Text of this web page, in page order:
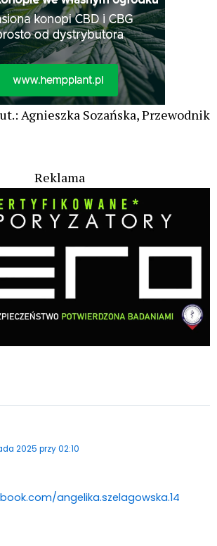
Świat 21 lip, 2026
Leśniański Brak komentarzy
20 lip, 2026
Honeydew – THC 27%, CBD
Leśniański Brak komentarzy
Świat Zielonego
szuka inwestorów. Cel?
wejście w
konopi i dalszy rozwój
17 lip, 2026
Komfort sąsiada jest
komfort pacjenta
z medycznej marihuany